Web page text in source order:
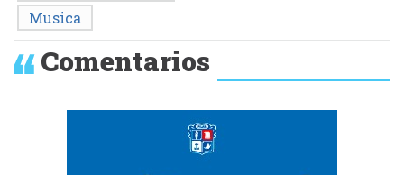
Musica
Comentarios